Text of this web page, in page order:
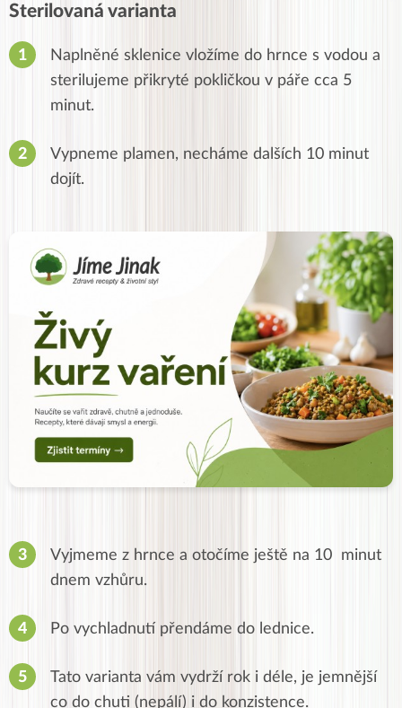
Sterilovaná varianta
Naplněné sklenice vložíme do hrnce s vodou a
sterilujeme přikryté pokličkou v páře cca 5
minut.
Vypneme plamen, necháme dalších 10 minut
dojít.
Vyjmeme z hrnce a otočíme ještě na 10 minut
dnem vzhůru.
Po vychladnutí přendáme do lednice.
Tato varianta vám vydrží rok i déle, je jemnější
co do chuti (nepálí) i do konzistence.